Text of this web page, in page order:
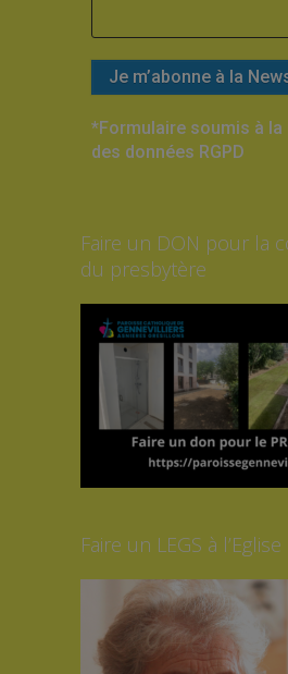
*Formulaire soumis à
des données RGPD
Faire un DON pour la
du presbytère
Faire un LEGS à l’Eglise